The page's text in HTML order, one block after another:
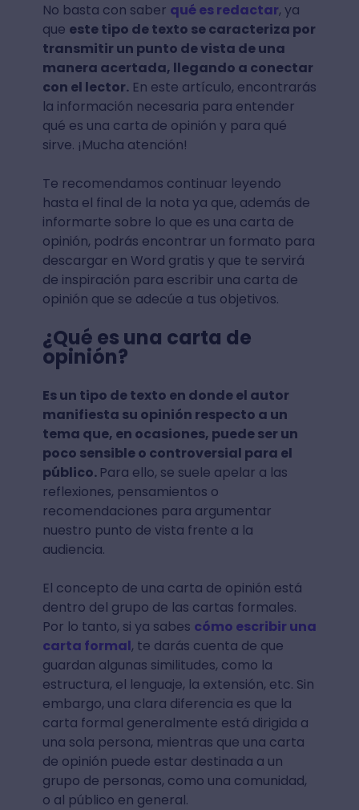
No basta con saber qué es redactar, ya
que este tipo de texto se caracteriza por
transmitir un punto de vista de una
manera acertada, llegando a conectar
con el lector.En este artículo, encontrarás
la información necesaria para entender
qué es una carta de opinión y para qué
sirve. ¡Mucha atención!
Te recomendamos continuar leyendo
hasta el final de la nota ya que, además de
informarte sobre lo que es una carta de
opinión, podrás encontrar un formato para
descargar en Word gratis y que te servirá
de inspiración para escribir una carta de
opinión que se adecúe a tus objetivos.
¿Qué es una carta de
opinión?
Es un tipo de texto en donde el autor
manifiesta su opinión respecto a un
tema que, en ocasiones, puede ser un
poco sensible o controversial para el
público. Para ello, se suele apelar a las
reflexiones, pensamientos o
recomendaciones para argumentar
nuestro punto de vista frente a la
audiencia.
El concepto de una carta de opinión está
dentro del grupo de las cartas formales.
Por lo tanto, si ya sabes cómo escribir una
carta formal, te darás cuenta de que
guardan algunas similitudes, como la
estructura, el lenguaje, la extensión, etc. Sin
embargo, una clara diferencia es que la
carta formal generalmente está dirigida a
una sola persona, mientras que una carta
de opinión puede estar destinada a un
grupo de personas, como una comunidad,
o al público en general.